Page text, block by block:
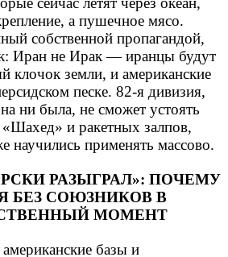
а пушечное мясо.
собственной пропагандой,
Иран не Ирак — иранцы будут
клочок земли, и американские
песке. 82-я дивизия,
ни была, не сможет устоять
и ракетных залпов,
научились применять массово.
РАЗЫГРАЛ»: ПОЧЕМУ
БЕЗ СОЮЗНИКОВ В
МОМЕНТ
базы и